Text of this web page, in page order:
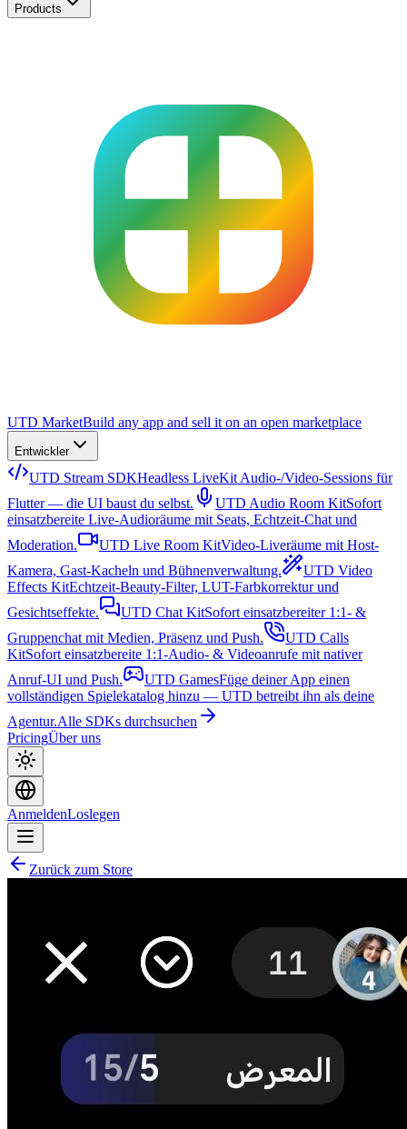
Products
UTD MarketBuild any app and sell it on an open marketplace
Entwickler
UTD Stream SDKHeadless LiveKit Audio-/Video-Sessions für
Flutter — die UI baust du selbst.
UTD Audio Room KitSofort
einsatzbereite Live-Audioräume mit Seats, Echtzeit-Chat und
Moderation.
UTD Live Room KitVideo-Liveräume mit Host-
Kamera, Gast-Kacheln und Bühnenverwaltung.
UTD Video
Effects KitEchtzeit-Beauty-Filter, LUT-Farbkorrektur und
Gesichtseffekte.
UTD Chat KitSofort einsatzbereiter 1:1- &
Gruppenchat mit Medien, Präsenz und Push.
UTD Calls
KitSofort einsatzbereite 1:1-Audio- & Videoanrufe mit nativer
Anruf-UI und Push.
UTD GamesFüge deiner App einen
vollständigen Spielekatalog hinzu — UTD betreibt ihn als deine
Agentur.Alle SDKs durchsuchen
PricingÜber uns
AnmeldenLoslegen
Zurück zum Store